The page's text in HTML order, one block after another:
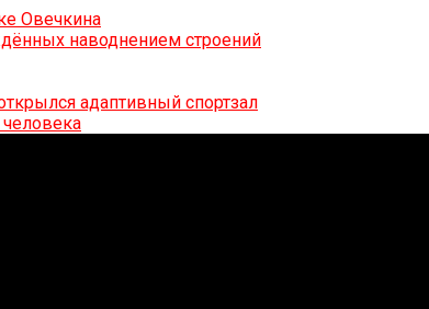
Овечкина
наводнением строений
адаптивный спортзал